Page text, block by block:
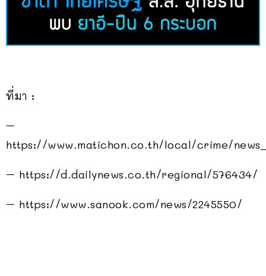
ที่มา :
–
https://www.matichon.co.th/local/crime/
– https://d.dailynews.co.th/regional/576434/
– https://www.sanook.com/news/2245550/